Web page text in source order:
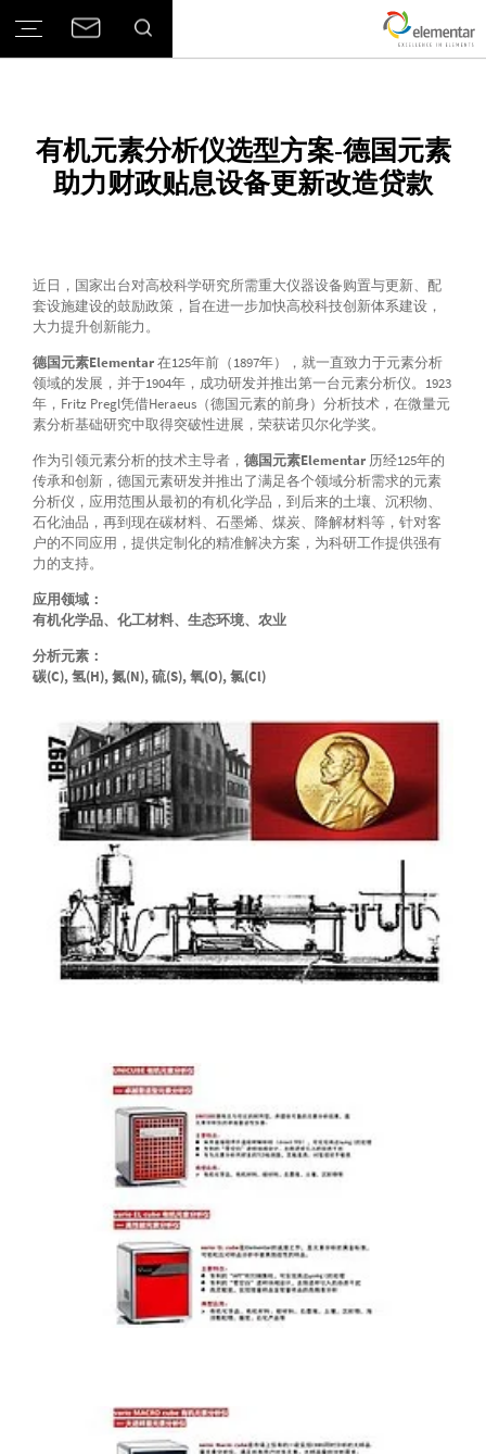
有机元素分析仪选型方案-德国元素
助力财政贴息设备更新改造贷款
近日，国家出台对高校科学研究所需重大仪器设备购置与更新、配
套设施建设的鼓励政策，旨在进一步加快高校科技创新体系建设，
大力提升创新能力。
德国元素Elementar在125年前（1897年），就一直致力于元素分析
领域的发展，并于1904年，成功研发并推出第一台元素分析仪。1923
年，Fritz Pregl凭借Heraeus（德国元素的前身）分析技术，在微量元
素分析基础研究中取得突破性进展，荣获诺贝尔化学奖。
作为引领元素分析的技术主导者， 德国元素Elementar历经125年的
传承和创新，德国元素研发并推出了满足各个领域分析需求的元素
分析仪，应用范围从最初的有机化学品，到后来的土壤、沉积物、
石化油品，再到现在碳材料、石墨烯、煤炭、降解材料等，针对客
户的不同应用，提供定制化的精准解决方案，为科研工作提供强有
力的支持。
应用领域：
有机化学品、化工材料、生态环境、农业
分析元素：
碳(C), 氢(H), 氮(N), 硫(S), 氧(O), 氯(Cl)